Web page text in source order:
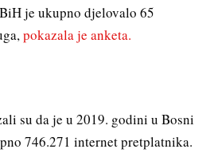
je ukupno djelovalo 65
pokazala je anketa.
su da je u 2019. godini u Bosni
746.271 internet pretplatnika.